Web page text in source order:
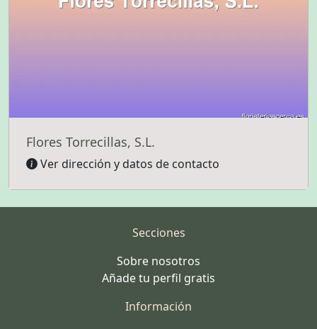
Flores Torrecillas, S.L.
Ver dirección y datos de contacto
Secciones
Sobre nosotros
Añade tu perfil gratis
Información